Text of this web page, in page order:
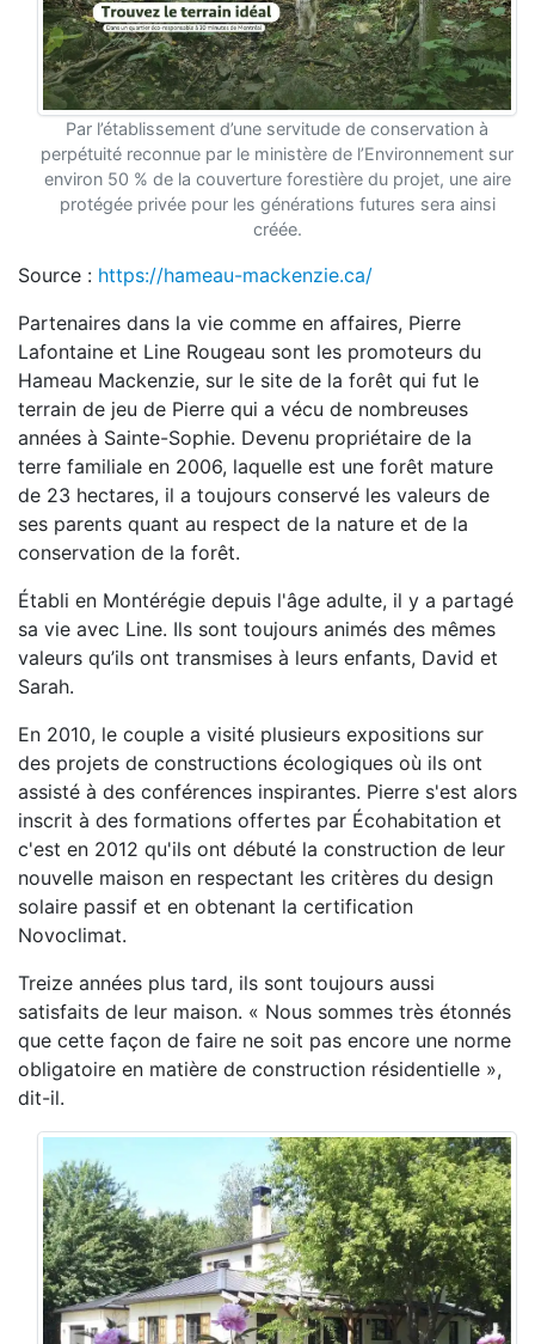
Par l’établissement d’une servitude de conservation à
perpétuité reconnue par le ministère de l’Environnement sur
environ 50 % de la couverture forestière du projet, une aire
protégée privée pour les générations futures sera ainsi
créée.
Source : https://hameau-mackenzie.ca/
Partenaires dans la vie comme en affaires, Pierre
Lafontaine et Line Rougeau sont les promoteurs du
Hameau Mackenzie, sur le site de la forêt qui fut le
terrain de jeu de Pierre qui a vécu de nombreuses
années à Sainte-Sophie. Devenu propriétaire de la
terre familiale en 2006, laquelle est une forêt mature
de 23 hectares, il a toujours conservé les valeurs de
ses parents quant au respect de la nature et de la
conservation de la forêt.
Établi en Montérégie depuis l'âge adulte, il y a partagé
sa vie avec Line. Ils sont toujours animés des mêmes
valeurs qu’ils ont transmises à leurs enfants, David et
Sarah.
En 2010, le couple a visité plusieurs expositions sur
des projets de constructions écologiques où ils ont
assisté à des conférences inspirantes. Pierre s'est alors
inscrit à des formations offertes par Écohabitation et
c'est en 2012 qu'ils ont débuté la construction de leur
nouvelle maison en respectant les critères du design
solaire passif et en obtenant la certification
Novoclimat.
Treize années plus tard, ils sont toujours aussi
satisfaits de leur maison. « Nous sommes très étonnés
que cette façon de faire ne soit pas encore une norme
obligatoire en matière de construction résidentielle »,
dit-il.